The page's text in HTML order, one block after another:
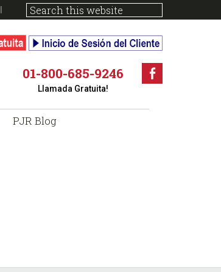
01-800-685-9246
Llamada Gratuita!
PJR Blog